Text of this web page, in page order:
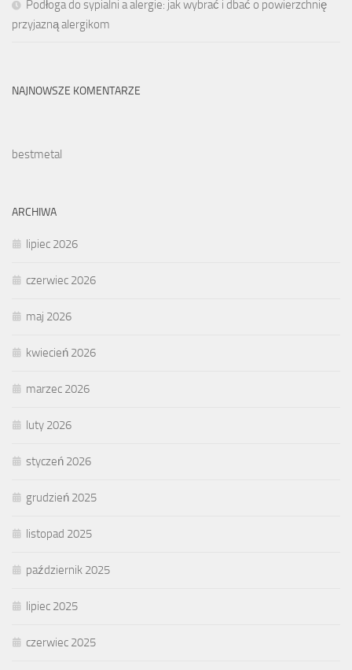
Podłoga do sypialni a alergie: jak wybrać i dbać o powierzchnię
przyjazną alergikom
NAJNOWSZE KOMENTARZE
bestmetal
ARCHIWA
lipiec 2026
czerwiec 2026
maj 2026
kwiecień 2026
marzec 2026
luty 2026
styczeń 2026
grudzień 2025
listopad 2025
październik 2025
lipiec 2025
czerwiec 2025